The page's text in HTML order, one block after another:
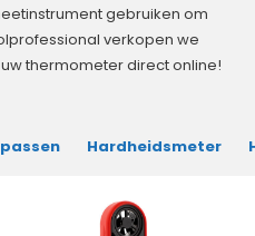
gebruiken om
verkopen we
thermometer direct online!
Hardheidsmeter